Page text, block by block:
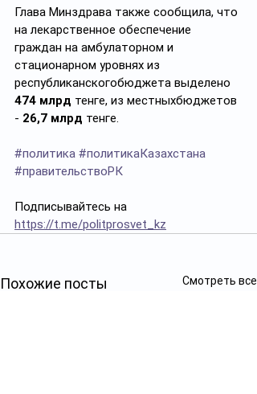
Глава Минздрава также сообщила, что
на лекарственное обеспечение
граждан на амбулаторном и
стационарном уровнях из
республиканскогобюджета выделено
474 млрд тенге, из местныхбюджетов
- 26,7 млрд тенге.
#политика #политикаКазахстана
#правительствоРК
Подписывайтесь на
https://t.me/politprosvet_kz
Похожие посты Смотреть все